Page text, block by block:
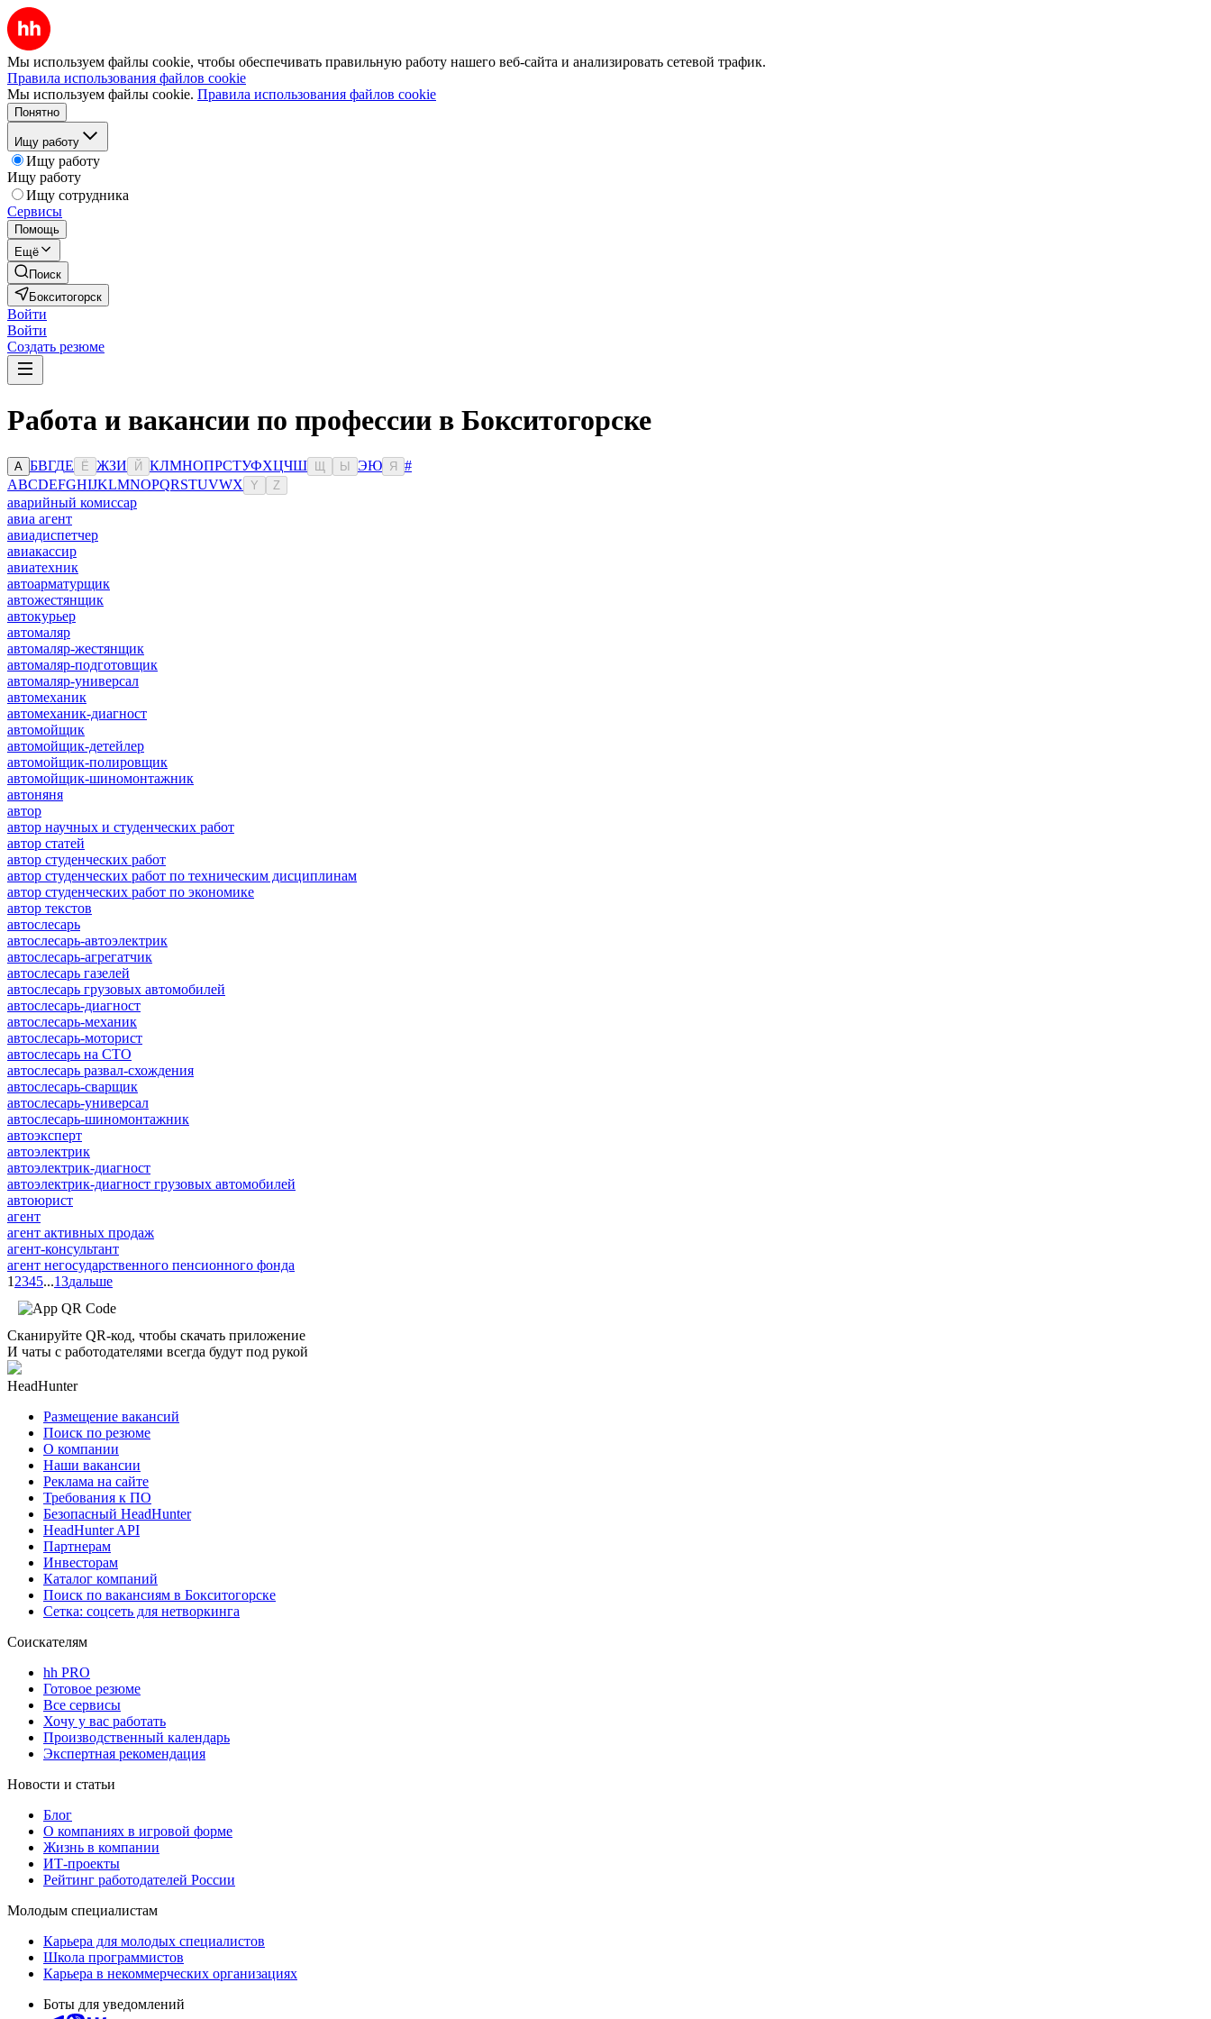
Мы используем файлы cookie, чтобы обеспечивать правильную работу нашего веб-сайта и анализировать сетевой трафик.
Правила использования файлов cookie
Мы используем файлы cookie. Правила использования файлов cookie
Понятно
Ищу работу
Ищу работу
Ищу работу
Ищу сотрудника
Сервисы
Помощь
Ещё
Поиск
Бокситогорск
Войти
Войти
Создать резюме
Работа и вакансии по профессии в Бокситогорске
А БВГДЕ Ё ЖЗИ Й КЛМНОПРСТУФХЦЧШ Ы ЭЮ Я
#
ABCDEFGHIJKLMNOPQRSTUVWX Y Z
аварийный комиссар
авиа агент
авиадиспетчер
авиакассир
авиатехник
автоарматурщик
автожестянщик
автокурьер
автомаляр
автомаляр-жестянщик
автомаляр-подготовщик
автомаляр-универсал
автомеханик
автомеханик-диагност
автомойщик
автомойщик-детейлер
автомойщик-полировщик
автомойщик-шиномонтажник
автоняня
автор
автор научных и студенческих работ
автор статей
автор студенческих работ
автор студенческих работ по техническим дисциплинам
автор студенческих работ по экономике
автор текстов
автослесарь
автослесарь-автоэлектрик
автослесарь-агрегатчик
автослесарь газелей
автослесарь грузовых автомобилей
автослесарь-диагност
автослесарь-механик
автослесарь-моторист
автослесарь на СТО
автослесарь развал-схождения
автослесарь-сварщик
автослесарь-универсал
автослесарь-шиномонтажник
автоэксперт
автоэлектрик
автоэлектрик-диагност
автоэлектрик-диагност грузовых автомобилей
автоюрист
агент
агент активных продаж
агент-консультант
агент негосударственного пенсионного фонда
1 2345...13дальше
Сканируйте QR-код, чтобы скачать приложение
И чаты с работодателями всегда будут под рукой
HeadHunter
Размещение вакансий
Поиск по резюме
О компании
Наши вакансии
Реклама на сайте
Требования к ПО
Безопасный HeadHunter
HeadHunter API
Партнерам
Инвесторам
Каталог компаний
Поиск по вакансиям в Бокситогорске
Сетка: соцсеть для нетворкинга
Соискателям
hh PRO
Готовое резюме
Все сервисы
Хочу у вас работать
Производственный календарь
Экспертная рекомендация
Новости и статьи
Блог
О компаниях в игровой форме
Жизнь в компании
ИТ-проекты
Рейтинг работодателей России
Молодым специалистам
Карьера для молодых специалистов
Школа программистов
Карьера в некоммерческих организациях
Боты для уведомлений